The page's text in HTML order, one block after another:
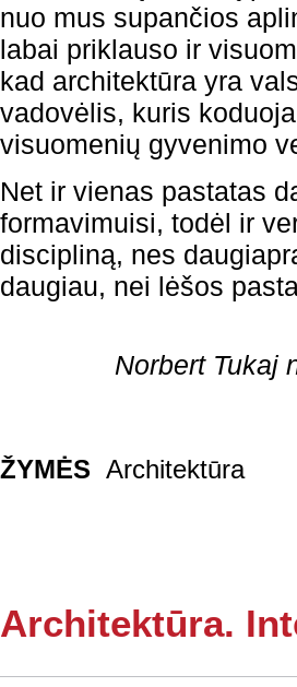
nuo mus supančios
labai priklauso ir
kad architektūra yra
vadovėlis, kuris
visuomenių gyvenimo
Net ir vienas pastatas
formavimuisi, todėl ir
discipliną, nes
daugiau, nei lėšos
Norbert Tukaj
ŽYMĖS Architektūra
Architektūra.